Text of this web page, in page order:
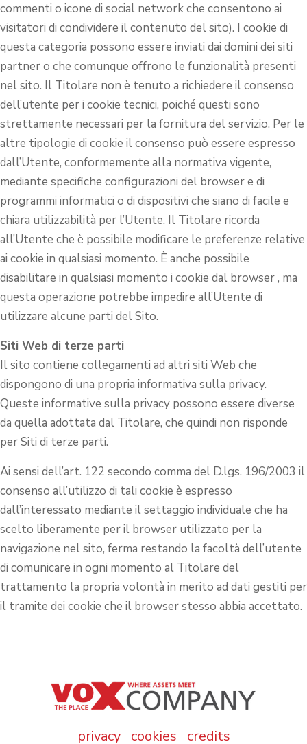
commenti o icone di social network che consentono ai
visitatori di condividere il contenuto del sito). I cookie di
questa categoria possono essere inviati dai domini dei siti
partner o che comunque offrono le funzionalità presenti
nel sito. Il Titolare non è tenuto a richiedere il consenso
dell’utente per i cookie tecnici, poiché questi sono
strettamente necessari per la fornitura del servizio. Per le
altre tipologie di cookie il consenso può essere espresso
dall’Utente, conformemente alla normativa vigente,
mediante specifiche configurazioni del browser e di
programmi informatici o di dispositivi che siano di facile e
chiara utilizzabilità per l’Utente. Il Titolare ricorda
all’Utente che è possibile modificare le preferenze relative
ai cookie in qualsiasi momento. È anche possibile
disabilitare in qualsiasi momento i cookie dal browser , ma
questa operazione potrebbe impedire all’Utente di
utilizzare alcune parti del Sito.
Siti Web di terze parti
Il sito contiene collegamenti ad altri siti Web che
dispongono di una propria informativa sulla privacy.
Queste informative sulla privacy possono essere diverse
da quella adottata dal Titolare, che quindi non risponde
per Siti di terze parti.
Ai sensi dell’art. 122 secondo comma del D.lgs. 196/2003 il
consenso all’utilizzo di tali cookie è espresso
dall’interessato mediante il settaggio individuale che ha
scelto liberamente per il browser utilizzato per la
navigazione nel sito, ferma restando la facoltà dell’utente
di comunicare in ogni momento al Titolare del
trattamento la propria volontà in merito ad dati gestiti per
il tramite dei cookie che il browser stesso abbia accettato.
privacy cookies credits